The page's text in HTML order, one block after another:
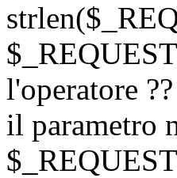
l'operatore
il parametro